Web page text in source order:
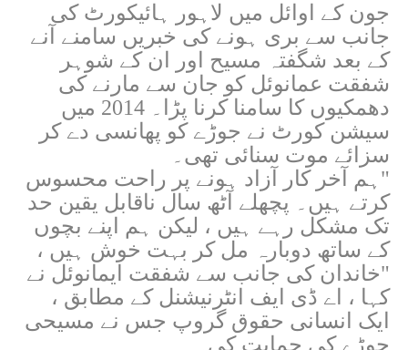
جون کے اوائل میں لاہور ہائیکورٹ کی
جانب سے بری ہونے کی خبریں سامنے آنے
کے بعد شگفتہ مسیح اور ان کے شوہر
شفقت عمانوئل کو جان سے مارنے کی
دھمکیوں کا سامنا کرنا پڑا۔ 2014 میں
سیشن کورٹ نے جوڑے کو پھانسی دے کر
سزائے موت سنائی تھی۔
"ہم آخر کار آزاد ہونے پر راحت محسوس
کرتے ہیں۔ پچھلے آٹھ سال ناقابل یقین حد
تک مشکل رہے ہیں ، لیکن ہم اپنے بچوں
کے ساتھ دوبارہ مل کر بہت خوش ہیں ،
"خاندان کی جانب سے شفقت ایمانوئل نے
کہا ، اے ڈی ایف انٹرنیشنل کے مطابق ،
ایک انسانی حقوق گروپ جس نے مسیحی
جوڑے کی حمایت کی۔